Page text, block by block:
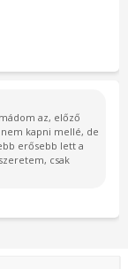
az, előző
kapni mellé, de
erősebb lett a
csak